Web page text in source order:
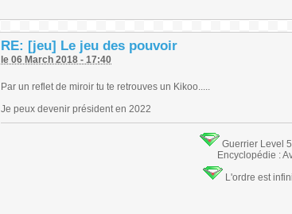
RE: [jeu] Le jeu des pouvoir
le 06 March 2018 - 17:40
Par un reflet de miroir tu te retrouves un Kikoo.....
Je peux devenir président en 2022
Guerrier Level
Encyclopédie :
L'ordre est